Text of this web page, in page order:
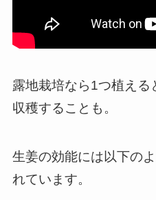
露地栽培なら1つ植え
収穫することも。
生姜の効能には以下の
れています。